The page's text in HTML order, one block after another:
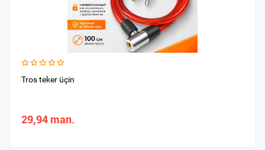
Tros teker üçin
29,94 man.